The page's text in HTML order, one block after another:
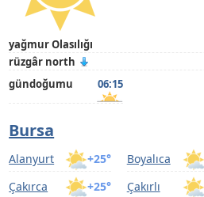
yağmur Olasılığı
rüzgâr north
gündoğumu
06:15
Bursa
+25°
Alanyurt Boyalıca
+25°
Çakırca Çakırlı